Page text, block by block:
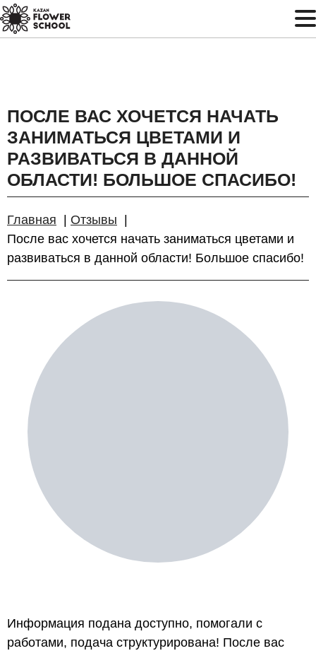
ПОСЛЕ ВАС ХОЧЕТСЯ НАЧАТЬ
ЗАНИМАТЬСЯ ЦВЕТАМИ И
РАЗВИВАТЬСЯ В ДАННОЙ
ОБЛАСТИ! БОЛЬШОЕ СПАСИБО!
Главная
Отзывы
После вас хочется начать заниматься цветами и
развиваться в данной области! Большое спасибо!
Информация подана доступно, помогали с
работами, подача структурирована! После вас